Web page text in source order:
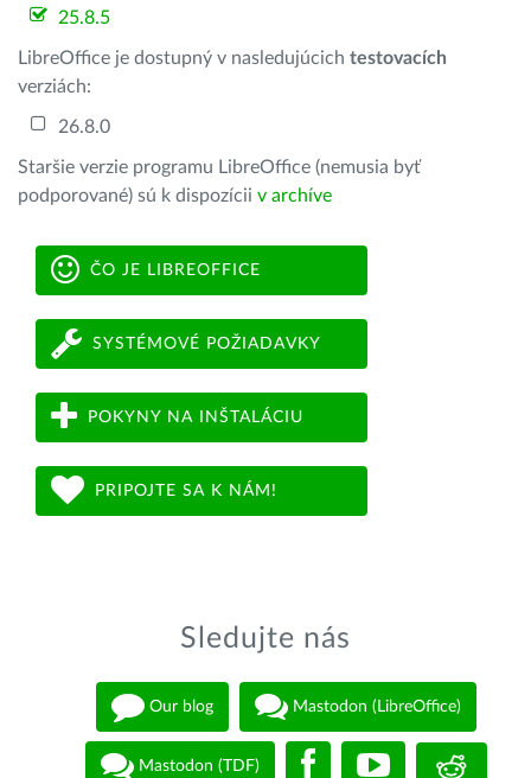
25.8.5
LibreOffice je dostupný v nasledujúcich testovacích
verziách:
26.8.0
Staršie verzie programu LibreOffice (nemusia byť
podporované) sú k dispozícii v archíve
ČO JE LIBREOFFICE
SYSTÉMOVÉ POŽIADAVKY
POKYNY NA INŠTALÁCIU
PRIPOJTE SA K NÁM!
Sledujte nás
Our blog Mastodon (LibreOffice)
Mastodon (TDF)